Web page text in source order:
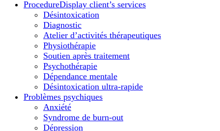
ProcedureDisplay client’s services
Désintoxication
Diagnostic
Atelier d’activités thérapeutiques
Physiothérapie
Soutien après traitement
Psychothérapie
Dépendance mentale
Désintoxication ultra-rapide
Problèmes psychiques
Anxiété
Syndrome de burn-out
Dépression